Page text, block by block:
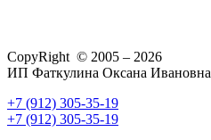
CopyRight © 2005 – 2026
ИП Фаткулина Оксана Ивановна
+7 (912) 305-35-19
+7 (912) 305-35-19